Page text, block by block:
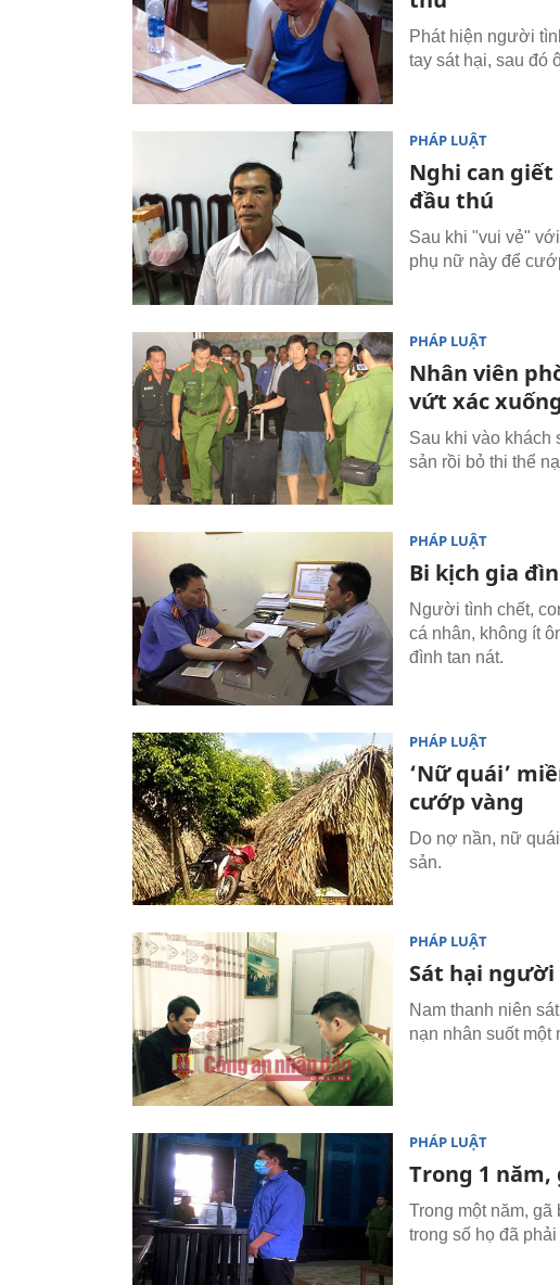
Phát hiện người
tay sát hại, sau đó
PHÁP LUẬT
Nghi can
đầu thú
Sau khi "vui vẻ"
phụ nữ này để
PHÁP LUẬT
Nhân viên
vứt xác
Sau khi vào khách
sản rồi bỏ thi thể
PHÁP LUẬT
Bi kịch gia
Người tình chết,
cá nhân, không ít
đình tan nát.
PHÁP LUẬT
‘Nữ quái’
cướp vàng
Do nợ nần, nữ
sản.
PHÁP LUẬT
Sát hại
Nam thanh niên
nạn nhân suốt một
PHÁP LUẬT
Trong 1
Trong một năm,
trong số họ đã